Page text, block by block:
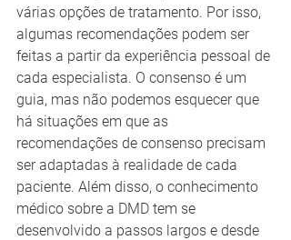
várias opções de tratamento. Por isso,
algumas recomendações podem ser
feitas a partir da experiência pessoal de
cada especialista. O consenso é um
guia, mas não podemos esquecer que
há situações em que as
recomendações de consenso precisam
ser adaptadas à realidade de cada
paciente. Além disso, o conhecimento
médico sobre a DMD tem se
desenvolvido a passos largos e desde